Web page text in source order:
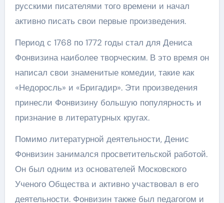
русскими писателями того времени и начал
активно писать свои первые произведения.
Период с 1768 по 1772 годы стал для Дениса
Фонвизина наиболее творческим. В это время он
написал свои знаменитые комедии, такие как
«Недоросль» и «Бригадир». Эти произведения
принесли Фонвизину большую популярность и
признание в литературных кругах.
Помимо литературной деятельности, Денис
Фонвизин занимался просветительской работой.
Он был одним из основателей Московского
Ученого Общества и активно участвовал в его
деятельности. Фонвизин также был педагогом и